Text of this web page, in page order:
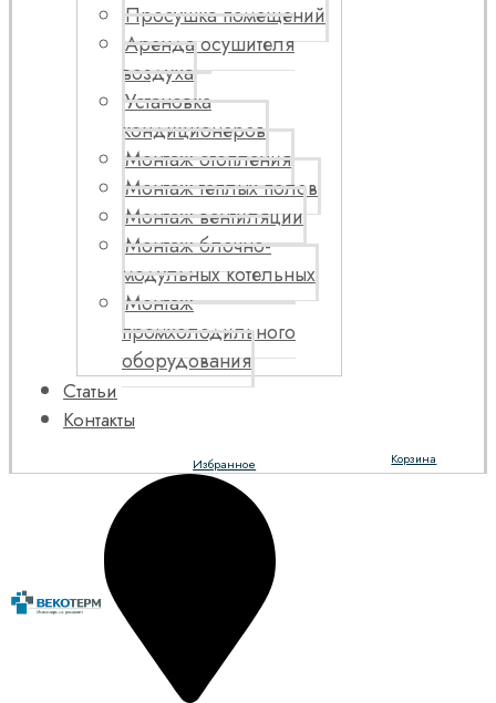
Просушка помещений
Аренда осушителя
воздуха
Установка
кондиционеров
Монтаж отопления
Монтаж теплых полов
Монтаж вентиляции
Монтаж блочно-
модульных котельных
Монтаж
промхолодильного
оборудования
Статьи
Контакты
Корзина
Избранное